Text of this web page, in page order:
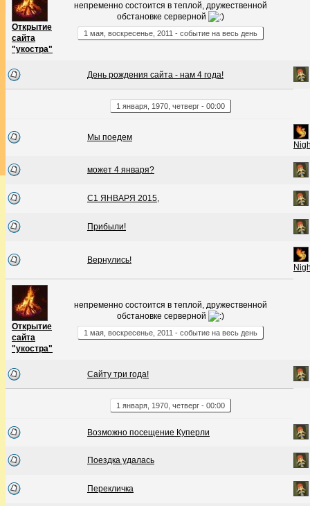
Открытие
сайта
"укостра"
непременно состоится в теплой, дружественной
обстановке серверной
1 мая воскресенье 2011 - событие на весь день
День рождения сайта - нам 4 года!
1 января 1970 четверг - 00:00
Мы поедем
может 4 января?
С1 ЯНВАРЯ 2015,
Прибыли!
Вернулись!
Открытие
сайта
"укостра"
непременно состоится в теплой, дружественной
обстановке серверной
1 мая воскресенье 2011 - событие на весь день
Сайту три года!
1 января 1970 четверг - 00:00
Возможно посещение Куперли
Поездка удалась
Перекличка